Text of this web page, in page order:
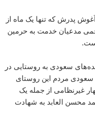
پدرش که تنها یک ماه از
مدعیان خدمت به حرمین
سعودی به روستایی در
مردم این روستای
غیرنظامی از جمله یک
محسن العابد به شهادت